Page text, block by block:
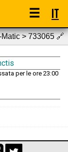
☰ IT
> 733065🔗
per le ore 23:00